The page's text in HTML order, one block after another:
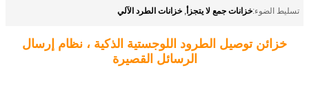
تسليط الضوء:خزانات جمع لا يتجزأ, خزانات الطرد الآلي
خزائن توصيل الطرود اللوجستية الذكية ، نظام إرسال
الرسائل القصيرة